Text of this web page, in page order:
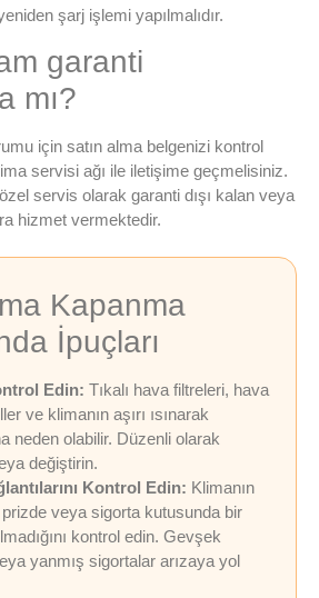
şarj işlemi yapılmalıdır.
garanti
mı?
için satın alma belgenizi kontrol
servisi ağı ile iletişime geçmelisiniz.
servis olarak garanti dışı kalan veya
hizmet vermektedir.
Kapanma
İpuçları
Edin: Tıkalı hava filtreleri, hava
ve klimanın aşırı ısınarak
neden olabilir. Düzenli olarak
değiştirin.
Kontrol Edin: Klimanın
prizde veya sigorta kutusunda bir
kontrol edin. Gevşek
yanmış sigortalar arızaya yol